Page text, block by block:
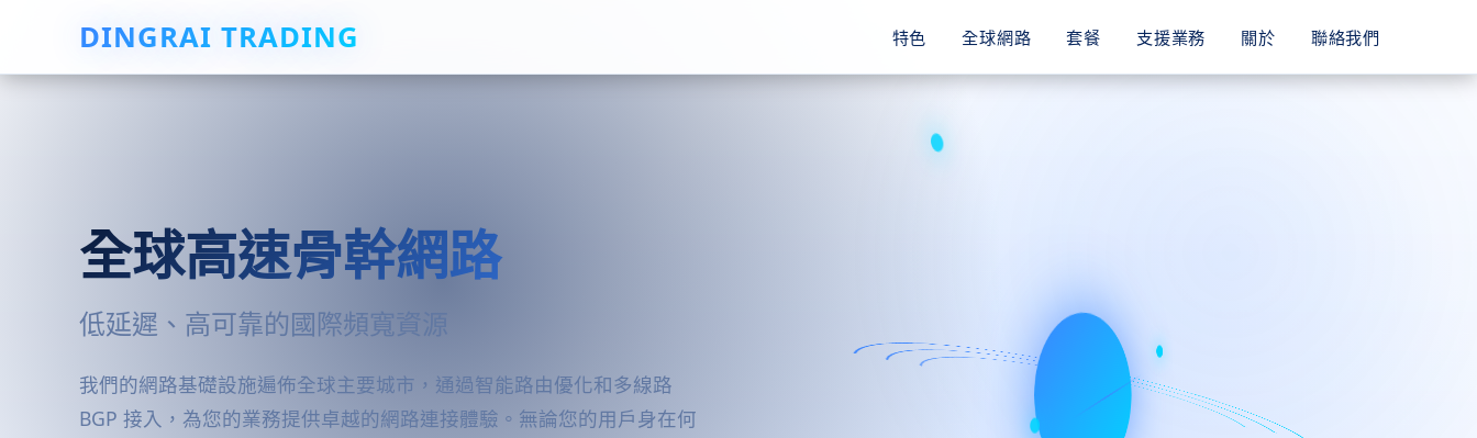
DINGRAI TRADING 特色 全球網路 套餐 支援業務 關於 聯絡我們
全球高速骨幹網路
低延遲、高可靠的國際頻寬資源
我們的網路基礎設施遍佈全球主要城市，通過智能路由優化和多線路
BGP 接入，為您的業務提供卓越的網路連接體驗。無論您的用戶身在何